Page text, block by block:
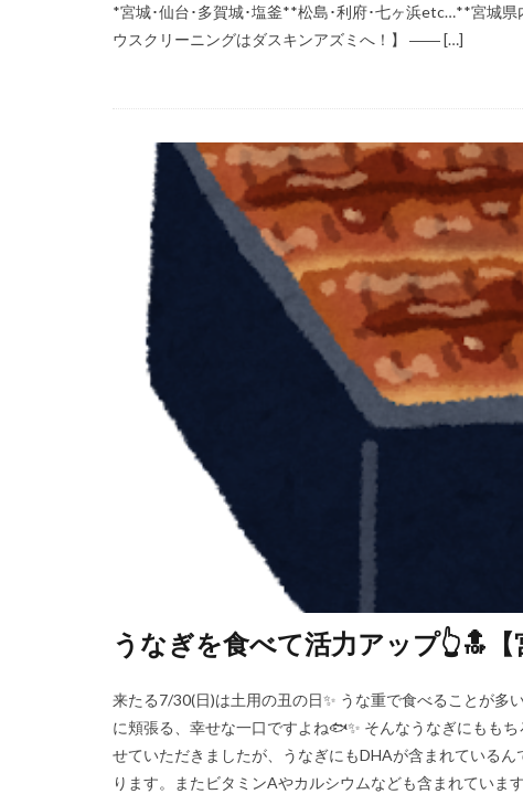
*宮城･仙台･多賀城･塩釜**松島･利府･七ヶ浜etc…**宮
ウスクリーニングはダスキンアズミへ！】 ―― […]
うなぎを食べて活力アップ👆🔝【
来たる7/30(日)は土用の丑の日✨ うな重で食べることが
に頬張る、幸せな一口ですよね🐟✨ そんなうなぎにもも
せていただきましたが、うなぎにもDHAが含まれている
ります。またビタミンAやカルシウムなども含まれていま